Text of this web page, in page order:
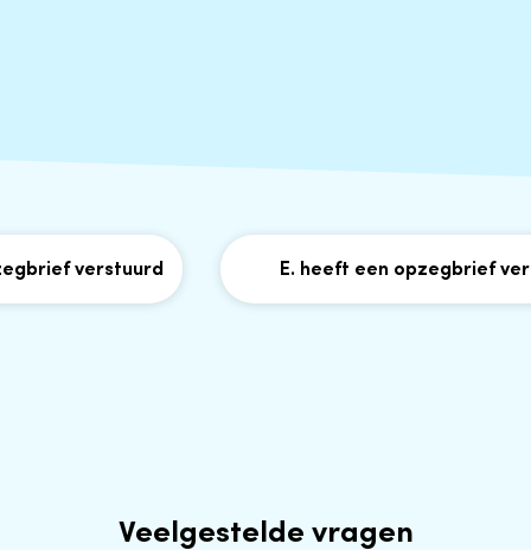
verstuurd E. heeft een opzegbrief
Veelgestelde vragen